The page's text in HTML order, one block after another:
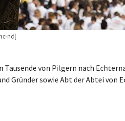
nd]
von Pilgern nach
Gründer sowie Abt der Abtei von